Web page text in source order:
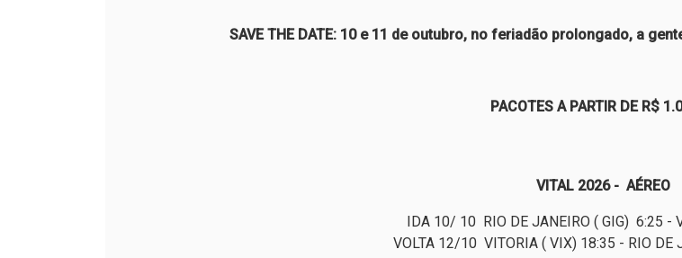
SAVE THE DATE: 10 e 11 de outubro, no feriadão prolongado, a
PACOTES A PARTIR DE R$
VITAL 2026 - AÉREO
IDA 10/ 10 RIO DE JANEIRO ( GIG) 6:25 -
VOLTA 12/10 VITORIA ( VIX) 18:35 - RIO DE